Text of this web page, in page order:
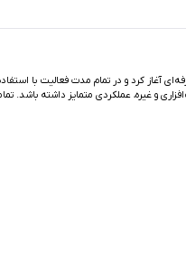
کرد و در تمام مدت فعالیت با
و غیره، عملکردی متمایز داشته باشد.